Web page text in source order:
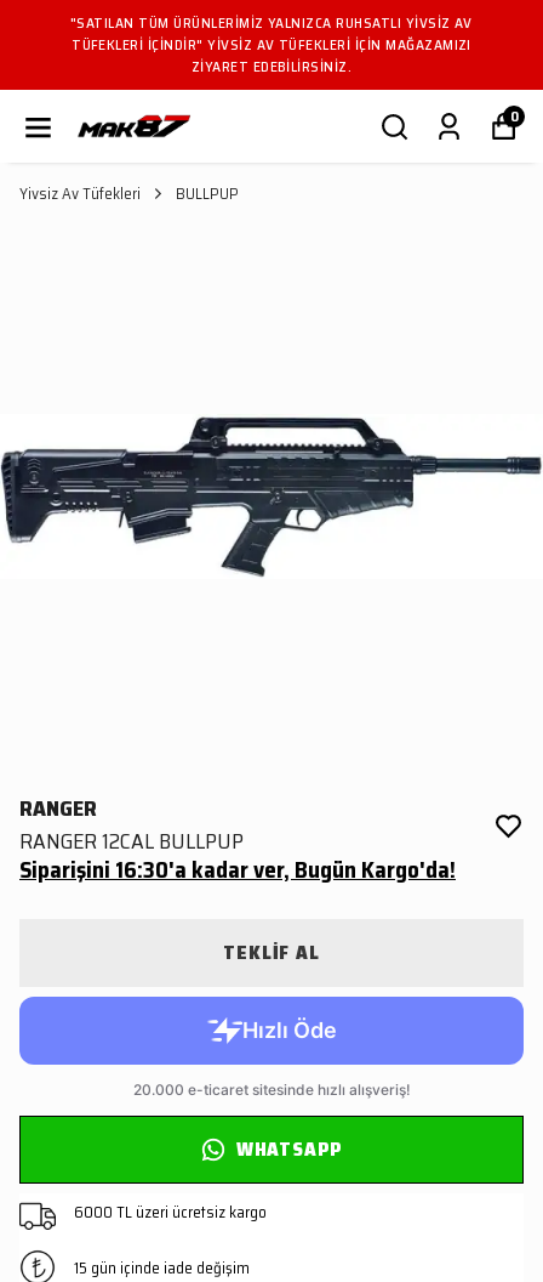
"SATILAN TÜM ÜRÜNLERIMIZ YALNIZCA RUHSATLI YIVSIZ AV
TÜFEKLERI IÇINDIR" YIVSIZ AV TÜFEKLERI IÇIN MAĞAZAMIZI
ZIYARET EDEBILIRSINIZ.
0
Yivsiz Av Tüfekleri BULLPUP
RANGER
RANGER 12CAL BULLPUP
Siparişini 16:30'a kadar ver, Bugün Kargo'da!
TEKLİF AL
WHATSAPP
6000 TL üzeri ücretsiz kargo
15 gün içinde iade değişim